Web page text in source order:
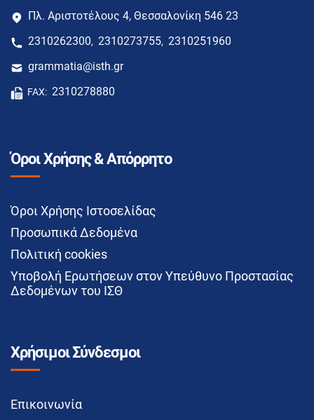
Πλ. Αριστοτέλους 4, Θεσσαλονίκη 546 23
2310262300, 2310273755, 2310251960
grammatia@isth.gr
FAX: 2310278880
Όροι Χρήσης & Απόρρητο
Όροι Χρήσης Ιστοσελίδας
Προσωπικά Δεδομένα
Πολιτική cookies
Υποβολή Ερωτήσεων στον Υπεύθυνο Προστασίας
Δεδομένων του ΙΣΘ
Χρήσιμοι Σύνδεσμοι
Επικοινωνία